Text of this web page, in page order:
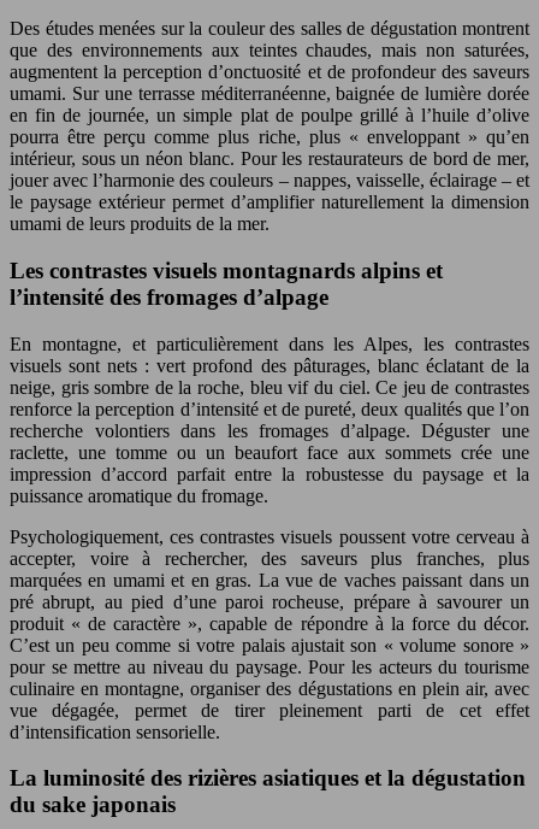
Des études menées sur la couleur des salles de dégustation montrent
que des environnements aux teintes chaudes, mais non saturées,
augmentent la perception d’onctuosité et de profondeur des saveurs
umami. Sur une terrasse méditerranéenne, baignée de lumière dorée
en fin de journée, un simple plat de poulpe grillé à l’huile d’olive
pourra être perçu comme plus riche, plus « enveloppant » qu’en
intérieur, sous un néon blanc. Pour les restaurateurs de bord de mer,
jouer avec l’harmonie des couleurs – nappes, vaisselle, éclairage – et
le paysage extérieur permet d’amplifier naturellement la dimension
umami de leurs produits de la mer.
Les contrastes visuels montagnards alpins et
l’intensité des fromages d’alpage
En montagne, et particulièrement dans les Alpes, les contrastes
visuels sont nets : vert profond des pâturages, blanc éclatant de la
neige, gris sombre de la roche, bleu vif du ciel. Ce jeu de contrastes
renforce la perception d’intensité et de pureté, deux qualités que l’on
recherche volontiers dans les fromages d’alpage. Déguster une
raclette, une tomme ou un beaufort face aux sommets crée une
impression d’accord parfait entre la robustesse du paysage et la
puissance aromatique du fromage.
Psychologiquement, ces contrastes visuels poussent votre cerveau à
accepter, voire à rechercher, des saveurs plus franches, plus
marquées en umami et en gras. La vue de vaches paissant dans un
pré abrupt, au pied d’une paroi rocheuse, prépare à savourer un
produit « de caractère », capable de répondre à la force du décor.
C’est un peu comme si votre palais ajustait son « volume sonore »
pour se mettre au niveau du paysage. Pour les acteurs du tourisme
culinaire en montagne, organiser des dégustations en plein air, avec
vue dégagée, permet de tirer pleinement parti de cet effet
d’intensification sensorielle.
La luminosité des rizières asiatiques et la dégustation
du sake japonais